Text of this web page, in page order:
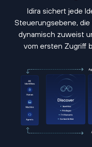
Idira sichert jede
Steuerungsebene,
dynamisch zuweist
vom ersten Zugriff